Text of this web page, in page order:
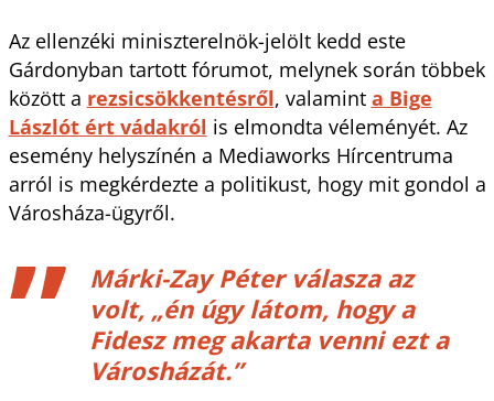
Az ellenzéki miniszterelnök-jelölt kedd este
Gárdonyban tartott fórumot, melynek során többek
között a rezsicsökkentésről, valamint a Bige
Lászlót ért vádakról is elmondta véleményét. Az
esemény helyszínén a Mediaworks Hírcentruma
arról is megkérdezte a politikust, hogy mit gondol a
Városháza-ügyről.
Márki-Zay Péter válasza az
volt, „én úgy látom, hogy a
Fidesz meg akarta venni ezt a
Városházát.”